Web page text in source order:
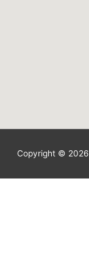
Copyright © 2026